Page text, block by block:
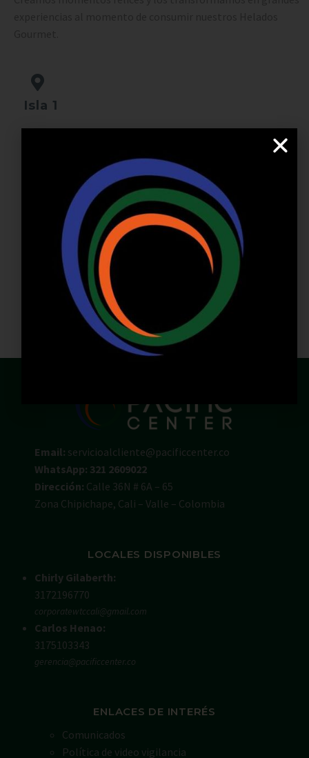
Isla 1
Domingo:11:00 a.m – 11:00 p.m
NUESTRAS REDES
Email: servicioalcliente@pacificcenter.co
WhatsApp: 321 2609022
Dirección: Calle 36N # 6A – 65
Zona Chipichape, Cali – Valle – Colombia
LOCALES DISPONIBLES
Chirly Gilaberth:
3172196770
corporatewtccali@gmail.com
Carlos Henao:
3175103343
gerencia@pacificcenter.co
ENLACES DE INTERÉS
Comunicados
Política de video vigilancia